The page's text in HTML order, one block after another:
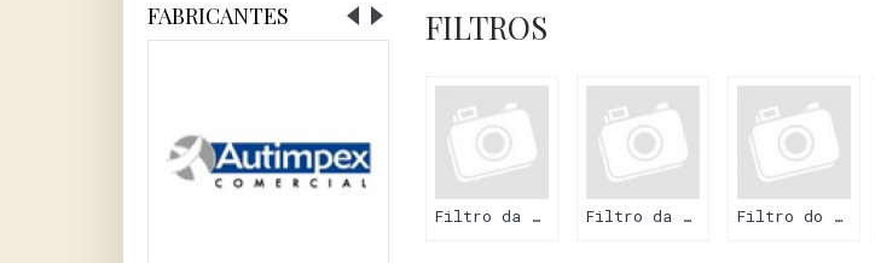
FABRICANTES FILTROS
Filtro da Água Filtro da Cabine Filtro do Ar